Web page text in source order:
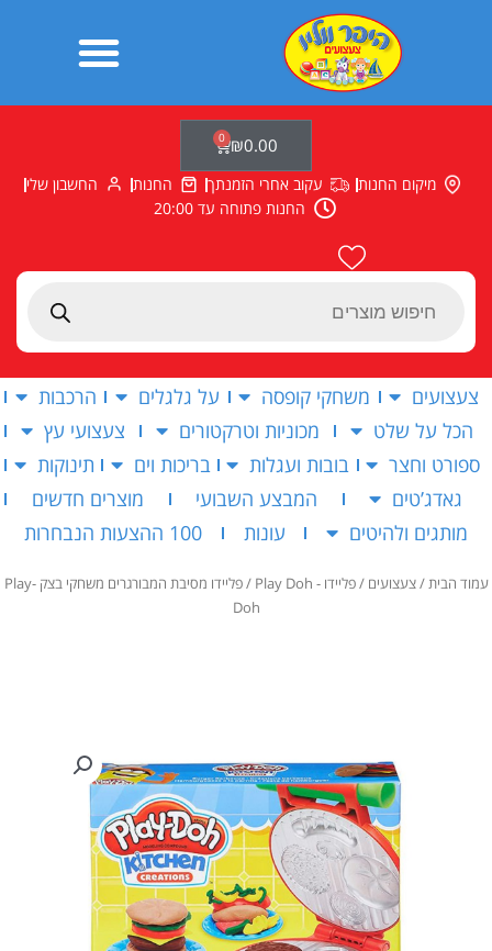
Products
₪0.00
0
עגלת
קניות
מיקום החנות עקוב אחרי הזמנתך החנות
החשבון שלי
החנות פתוחה עד 20:00
צעצועים משחקי קופסה על גלגלים
הרכבות
הכל על שלט
מכוניות וטרקטורים
צעצועי עץ
ספורט וחצר
בובות ועגלות בריכות וים
תינוקות
גאדג’טים
המבצע השבועי
מוצרים חדשים
מותגים ולהיטים
עונות 100 ההצעות הנבחרות
עמוד הבית/צעצועים /פליידו - Play Doh
/ פליידו מסיבת המבורגרים משחקי בצק Play-
Doh